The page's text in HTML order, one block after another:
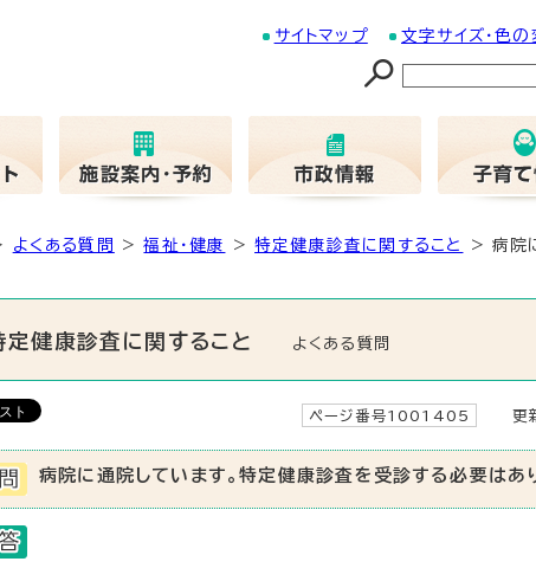
サイトマップ 文字サイズ・色の
よくある質問 >福祉・健康 >特定健康診査に関すること
> 病院
定健康診査に関すること よくある質問
ページ番号1001405 更
病院に通院しています。特定健康診査を受診する必要はあ